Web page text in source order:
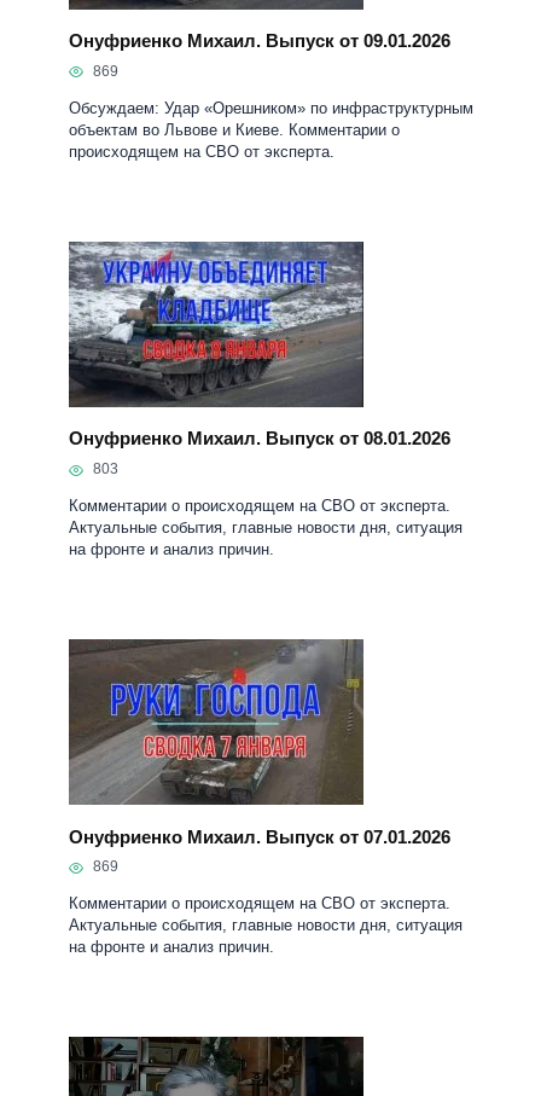
Онуфриенко Михаил. Выпуск от 09.01.2026
869
Обсуждаем: Удар «Орешником» по инфраструктурным
объектам во Львове и Киеве. Комментарии о
происходящем на СВО от эксперта.
Онуфриенко Михаил. Выпуск от 08.01.2026
803
Комментарии о происходящем на СВО от эксперта.
Актуальные события, главные новости дня, ситуация
на фронте и анализ причин.
Онуфриенко Михаил. Выпуск от 07.01.2026
869
Комментарии о происходящем на СВО от эксперта.
Актуальные события, главные новости дня, ситуация
на фронте и анализ причин.